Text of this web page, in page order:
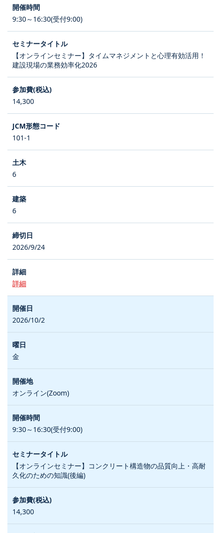
9:30～16:30(受付9:00)
【オンラインセミナー】タイムマネジメントと心理有効活用！
建設現場の業務効率化2026
14,300
101-1
6
6
2026/9/24
詳細
2026/10/2
金
オンライン(Zoom)
9:30～16:30(受付9:00)
【オンラインセミナー】コンクリート構造物の品質向上・高耐
久化のための知識(後編)
14,300